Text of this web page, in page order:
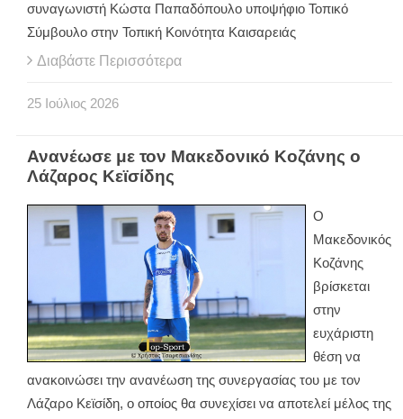
συναγωνιστή Κώστα Παπαδόπουλο υποψήφιο Τοπικό
Σύμβουλο στην Τοπική Κοινότητα Καισαρειάς
Διαβάστε Περισσότερα
25 Ιούλιος 2026
Ανανέωσε με τον Μακεδονικό Κοζάνης ο
Λάζαρος Κεϊσίδης
Ο
Μακεδονικός
Κοζάνης
βρίσκεται
στην
ευχάριστη
θέση να
ανακοινώσει την ανανέωση της συνεργασίας του με τον
Λάζαρο Κεϊσίδη, ο οποίος θα συνεχίσει να αποτελεί μέλος της